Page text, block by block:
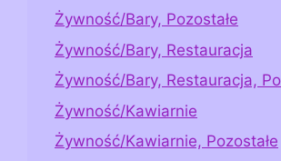
Żywność/Bary, Pozostałe
Żywność/Bary, Restauracja
Żywność/Bary, Restauracja,
Żywność/Kawiarnie
Żywność/Kawiarnie, Pozostałe